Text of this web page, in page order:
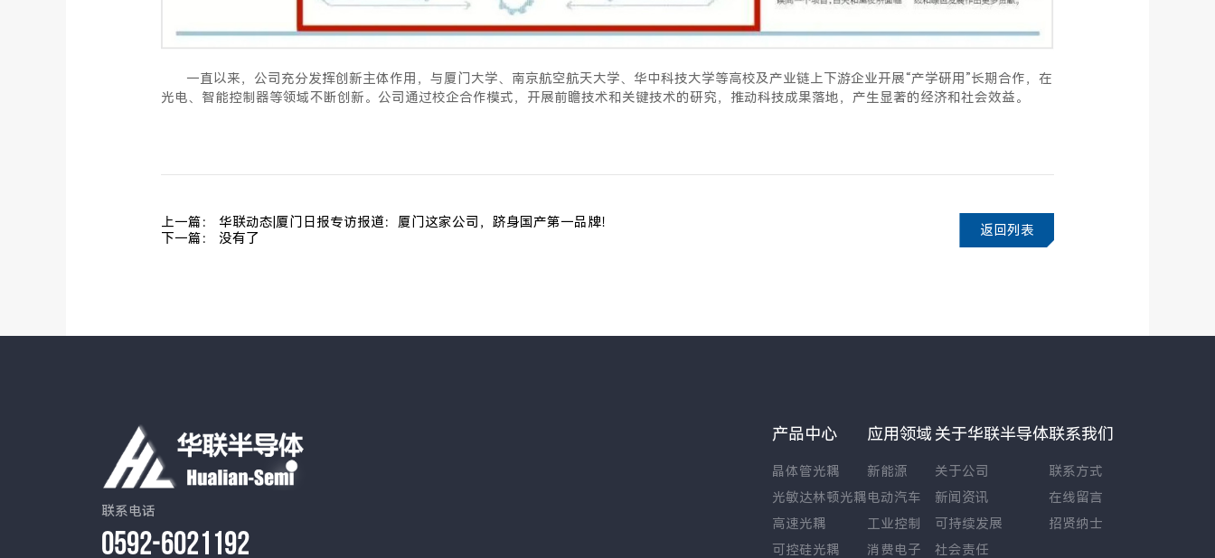
一直以来，公司充分发挥创新主体作用，与厦门大学、南京航空航天大学、华中科技大学等高校及产业链上下游企业开展“产学研用”长期合作，在
光电、智能控制器等领域不断创新。公司通过校企合作模式，开展前瞻技术和关键技术的研究，推动科技成果落地，产生显著的经济和社会效益。
上一篇： 华联动态|厦门日报专访报道：厦门这家公司，跻身国产第一品牌！
下一篇： 没有了
返回列表
联系电话
0592-6021192
产品中心
晶体管光耦
光敏达林顿光耦
高速光耦
可控硅光耦
应用领域
新能源
电动汽车
工业控制
消费电子
关于华联半导体
关于公司
新闻资讯
可持续发展
社会责任
联系我们
联系方式
在线留言
招贤纳士